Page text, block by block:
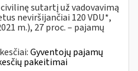
sutartį už vadovavimą
neviršijančiai 120 VDU*,
m.), 27 proc. – pajamų
Gyventojų pajamų
pakeitimai